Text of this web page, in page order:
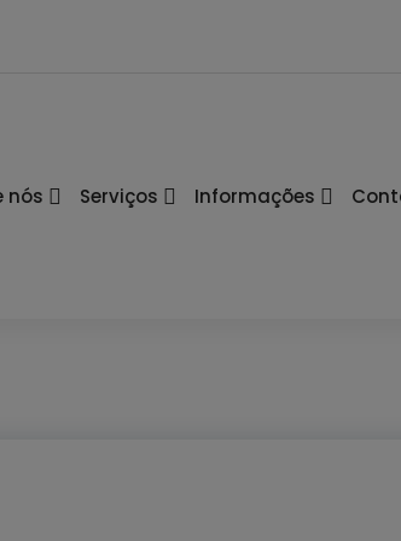
nós Serviços Informações